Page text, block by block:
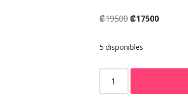
₡19500₡17500
5 disponibles